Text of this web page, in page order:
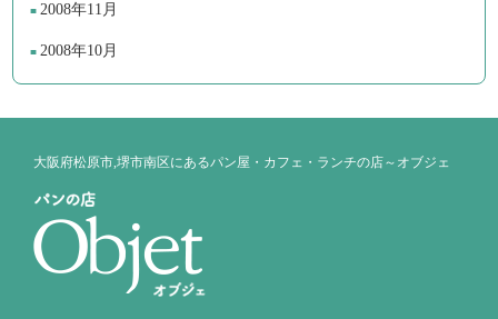
2008年11月
2008年10月
大阪府松原市,堺市南区にあるパン屋・カフェ・ランチの店～オブジェ